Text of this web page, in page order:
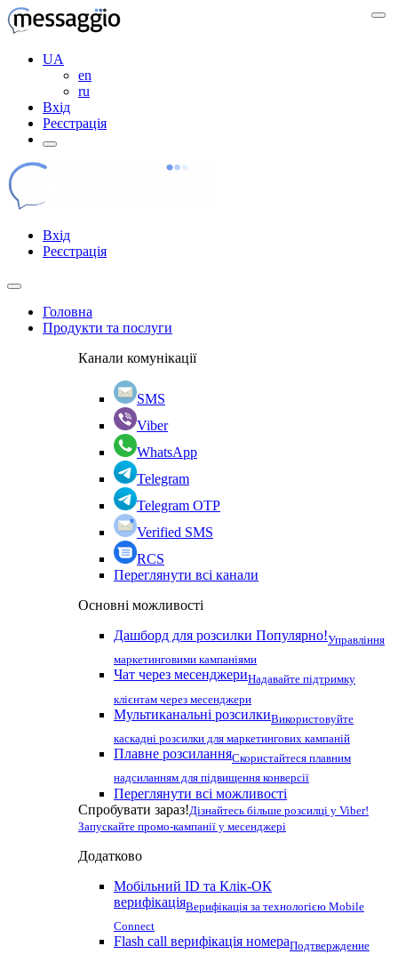
UA
en
ru
Вхід
Реєстрація
Вхід
Реєстрація
Головна
Продукти та послуги
Канали комунікації
SMS
Viber
WhatsApp
Telegram
Telegram OTP
Verified SMS
RCS
Переглянути всі канали
Основні можливості
Дашборд для розсилки Популярно!Управління
маркетинговими кампаніями
Чат через месенджериНадавайте підтримку
клієнтам через месенджери
Мультиканальні розсилкиВикористовуйте
каскадні розсилки для маркетингових кампаній
Плавне розсиланняСкористайтеся плавним
надсиланням для підвищення конверсії
Переглянути всі можливості
Спробувати зараз!Дізнайтесь більше розсилці у Viber!
Запускайте промо-кампанії у месенджері
Додатково
Мобільний ID та Клік-ОК
верифікаціяВерифікація за технологією Mobile
Connect
Flash call верифікація номераПодтверждение